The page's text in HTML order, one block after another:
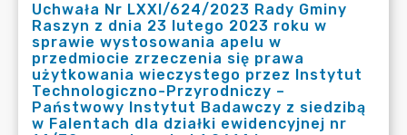
Uchwała Nr LXXI/624/2023 Rady Gminy
Raszyn z dnia 23 lutego 2023 roku w
sprawie wystosowania apelu w
przedmiocie zrzeczenia się prawa
użytkowania wieczystego przez Instytut
Technologiczno-Przyrodniczy –
Państwowy Instytut Badawczy z siedzibą
w Falentach dla działki ewidencyjnej nr